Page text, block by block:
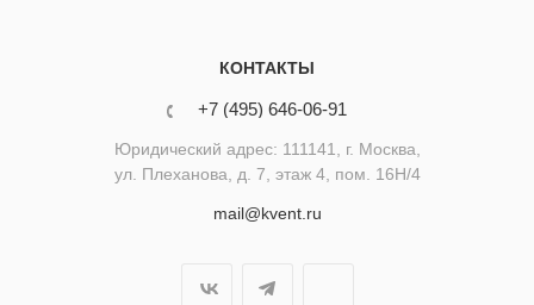
КОНТАКТЫ
+7 (495) 646-06-91
Юридический адрес: 111141, г. Москва,
ул. Плеханова, д. 7, этаж 4, пом. 16Н/4
mail@kvent.ru